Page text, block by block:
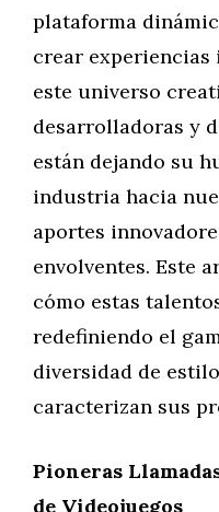
plataforma
crear experiencias
este universo
desarrolladoras y
están dejando su
industria hacia
aportes
envolventes. Este
cómo estas
redefiniendo el
diversidad de
caracterizan sus
Pioneras
de Videojuegos